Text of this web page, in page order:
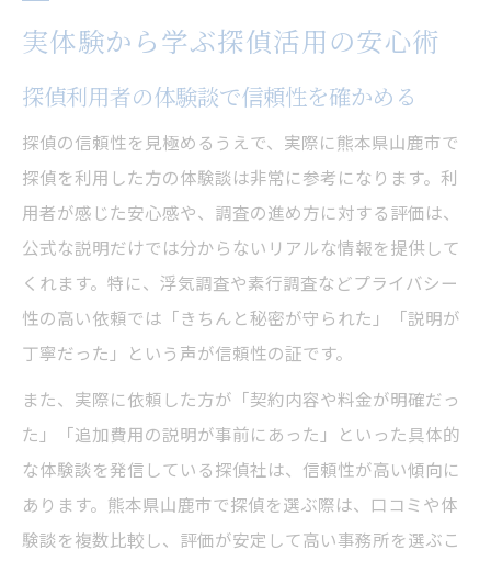
実体験から学ぶ探偵活用の安心術
探偵利用者の体験談で信頼性を確かめる
探偵の信頼性を見極めるうえで、実際に熊本県山鹿市で
探偵を利用した方の体験談は非常に参考になります。利
用者が感じた安心感や、調査の進め方に対する評価は、
公式な説明だけでは分からないリアルな情報を提供して
くれます。特に、浮気調査や素行調査などプライバシー
性の高い依頼では「きちんと秘密が守られた」「説明が
丁寧だった」という声が信頼性の証です。
また、実際に依頼した方が「契約内容や料金が明確だっ
た」「追加費用の説明が事前にあった」といった具体的
な体験談を発信している探偵社は、信頼性が高い傾向に
あります。熊本県山鹿市で探偵を選ぶ際は、口コミや体
験談を複数比較し、評価が安定して高い事務所を選ぶこ